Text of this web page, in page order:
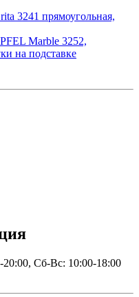
3241 прямоугольная,
Marble 3252,
на подставке
Сб-Вс: 10:00-18:00